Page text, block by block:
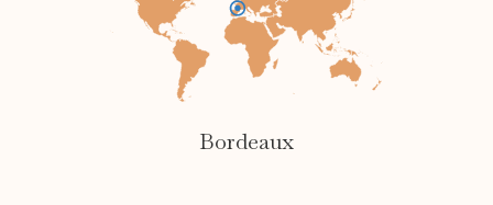
Bordeaux